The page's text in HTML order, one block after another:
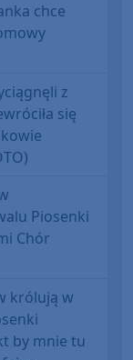
chce
z
się
Piosenki
Chór
królują w
by mnie tu